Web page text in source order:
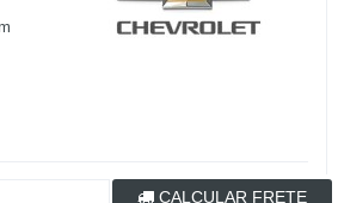
CALCULAR FRETE